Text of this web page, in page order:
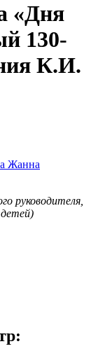
«Дня
130-
К.И.
Жанна
руководителя,